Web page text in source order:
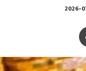
2026-